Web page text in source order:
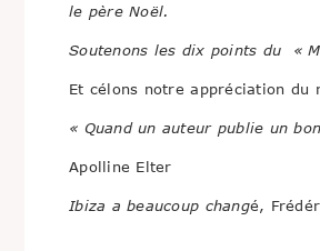
le père Noël.
Soutenons les dix points du «
Et célons notre appréciation du
« Quand un auteur publie un
Apolline Elter
Ibiza a beaucoup changé,